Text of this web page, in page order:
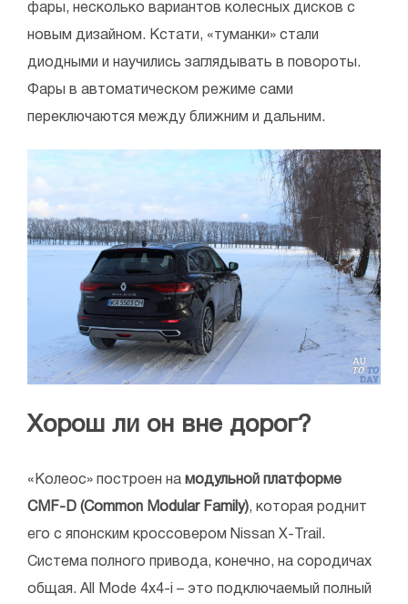
фары, несколько вариантов колесных дисков с
новым дизайном. Кстати, «туманки» стали
диодными и научились заглядывать в повороты.
Фары в автоматическом режиме сами
переключаются между ближним и дальним.
Хорош ли он вне дорог?
«Колеос» построен на модульной платформе
CMF-D (Common Modular Family), которая роднит
его с японским кроссовером Nissan X-Trail.
Система полного привода, конечно, на сородичах
общая. All Mode 4x4-i – это подключаемый полный